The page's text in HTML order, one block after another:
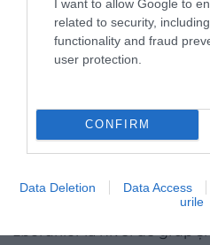
I want to allow Google to
related to security,
functionality and fraud
user protection.
CONFIRM
Data Deletion Data Access
urile
AirAsia Xa
zborurilor la nivel de grup